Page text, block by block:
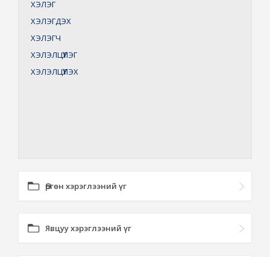
ХЭЛЭГ
ХЭЛЭГДЭХ
ХЭЛЭГЧ
ХЭЛЭЛЦҮҮЛЭГ
ХЭЛЭЛЦҮҮЛЭХ
Өргөн хэрэглээний үг
Явцуу хэрэглээний үг